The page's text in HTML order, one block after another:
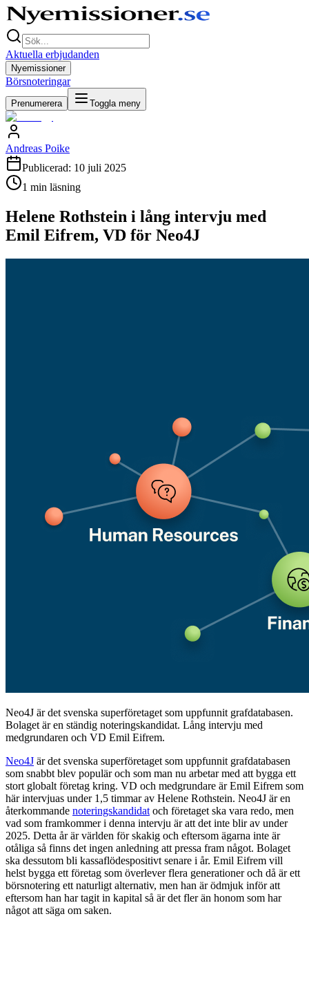
Aktuella erbjudanden
Nyemissioner
Börsnoteringar
Prenumerera Toggla meny
Andreas Poike
Publicerad: 10 juli 2025
1 min läsning
Helene Rothstein i lång intervju med
Emil Eifrem, VD för Neo4J
Neo4J är det svenska superföretaget som uppfunnit grafdatabasen.
Bolaget är en ständig noteringskandidat. Lång intervju med
medgrundaren och VD Emil Eifrem.
Neo4J är det svenska superföretaget som uppfunnit grafdatabasen
som snabbt blev populär och som man nu arbetar med att bygga ett
stort globalt företag kring. VD och medgrundare är Emil Eifrem som
här intervjuas under 1,5 timmar av Helene Rothstein. Neo4J är en
återkommande noteringskandidat och företaget ska vara redo, men
vad som framkommer i denna intervju är att det inte blir av under
2025. Detta år är världen för skakig och eftersom ägarna inte är
otåliga så finns det ingen anledning att pressa fram något. Bolaget
ska dessutom bli kassaflödespositivt senare i år. Emil Eifrem vill
helst bygga ett företag som överlever flera generationer och då är ett
börsnotering ett naturligt alternativ, men han är ödmjuk inför att
eftersom han har tagit in kapital så är det fler än honom som har
något att säga om saken.